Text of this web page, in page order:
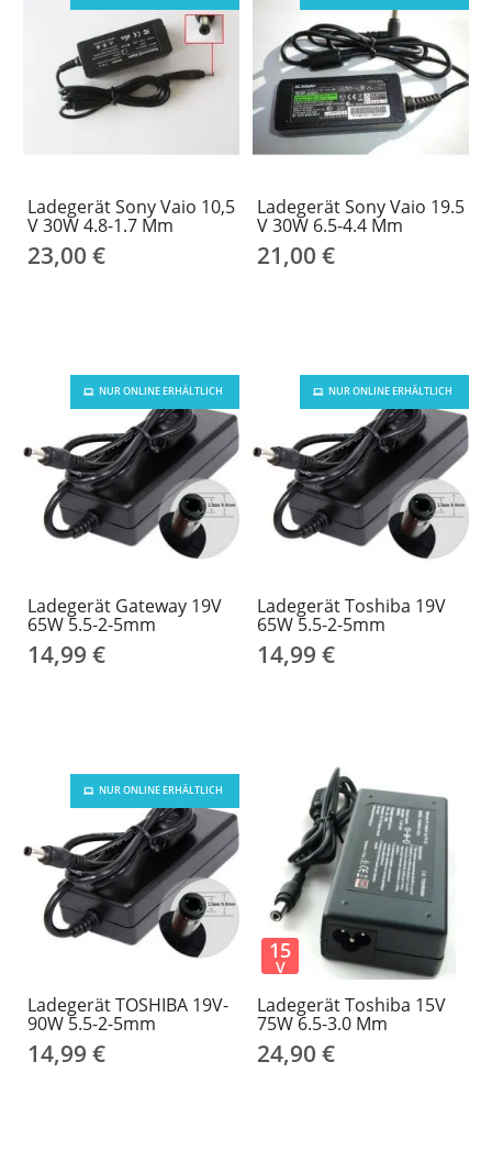
Ladegerät Sony Vaio 10,5
V 30W 4.8-1.7 Mm
23,00 €
Ladegerät Sony Vaio 19.5
V 30W 6.5-4.4 Mm
21,00 €
Ladegerät Gateway 19V
65W 5.5-2-5mm
14,99 €
NUR ONLINE ERHÄLTLICH
Ladegerät Toshiba 19V
65W 5.5-2-5mm
14,99 €
NUR ONLINE ERHÄLTLICH
Ladegerät TOSHIBA 19V-
90W 5.5-2-5mm
14,99 €
NUR ONLINE ERHÄLTLICH
Ladegerät Toshiba 15V
75W 6.5-3.0 Mm
24,90 €
15
V